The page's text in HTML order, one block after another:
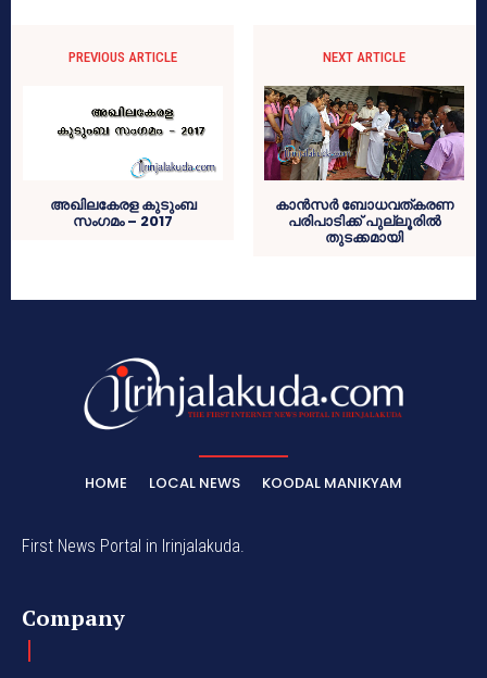
PREVIOUS ARTICLE
അഖിലകേരള കുടുംബ
സംഗമം – 2017
NEXT ARTICLE
കാന്‍സര്‍ ബോധവത്കരണ
പരിപാടിക്ക് പുല്ലൂരില്‍
തുടക്കമായി
HOME LOCAL NEWS KOODAL MANIKYAM
First News Portal in Irinjalakuda.
Company